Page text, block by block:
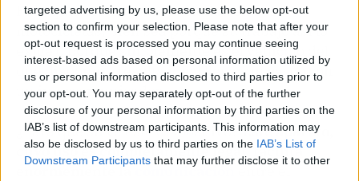
targeted advertising by us, please use the below opt-out
section to confirm your selection. Please note that after your
opt-out request is processed you may continue seeing
interest-based ads based on personal information utilized by
us or personal information disclosed to third parties prior to
your opt-out. You may separately opt-out of the further
disclosure of your personal information by third parties on the
IAB’s list of downstream participants. This information may
also be disclosed by us to third parties on the IAB’s List of
Downstream Participants that may further disclose it to other
Para quienes circulan la ciudad en sus
motocicletas, bien sea porque su trabajo así lo
exige o porque simplemente es el vehículo del
que disponen, resulta ideal llevar un casco con
un intercomunicador.
¿Para qué sirve este dispositivo?Este aparato,
cuyo uso es completamente legal, facilita
enormemente la
comunicación